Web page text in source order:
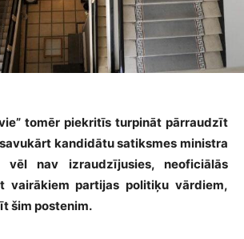
tomēr piekritīs turpināt pārraudzīt
kandidātu satiksmes ministra
vēl nav izraudzījusies, neoficiālās
vairākiem partijas politiķu vārdiem,
šim postenim.